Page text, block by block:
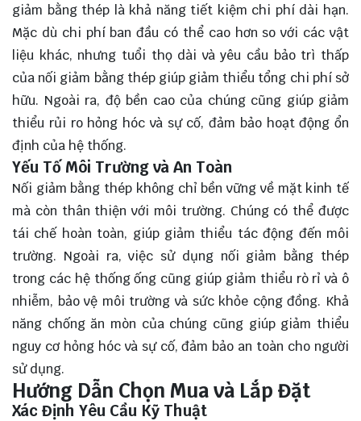
giảm bằng thép là khả năng tiết kiệm chi phí dài hạn.
Mặc dù chi phí ban đầu có thể cao hơn so với các vật
liệu khác, nhưng tuổi thọ dài và yêu cầu bảo trì thấp
của nối giảm bằng thép giúp giảm thiểu tổng chi phí sở
hữu. Ngoài ra, độ bền cao của chúng cũng giúp giảm
thiểu rủi ro hỏng hóc và sự cố, đảm bảo hoạt động ổn
định của hệ thống.
Yếu Tố Môi Trường và An Toàn
Nối giảm bằng thép không chỉ bền vững về mặt kinh tế
mà còn thân thiện với môi trường. Chúng có thể được
tái chế hoàn toàn, giúp giảm thiểu tác động đến môi
trường. Ngoài ra, việc sử dụng nối giảm bằng thép
trong các hệ thống ống cũng giúp giảm thiểu rò rỉ và ô
nhiễm, bảo vệ môi trường và sức khỏe cộng đồng. Khả
năng chống ăn mòn của chúng cũng giúp giảm thiểu
nguy cơ hỏng hóc và sự cố, đảm bảo an toàn cho người
sử dụng.
Hướng Dẫn Chọn Mua và Lắp Đặt
Xác Định Yêu Cầu Kỹ Thuật